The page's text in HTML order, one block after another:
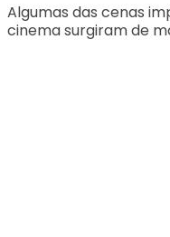
Algumas das cenas
cinema surgiram de